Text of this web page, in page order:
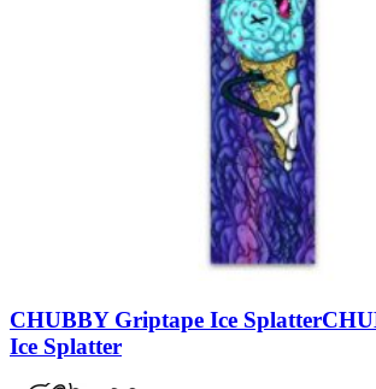
CHUBBY Griptape Ice Splatter
Ice Splatter